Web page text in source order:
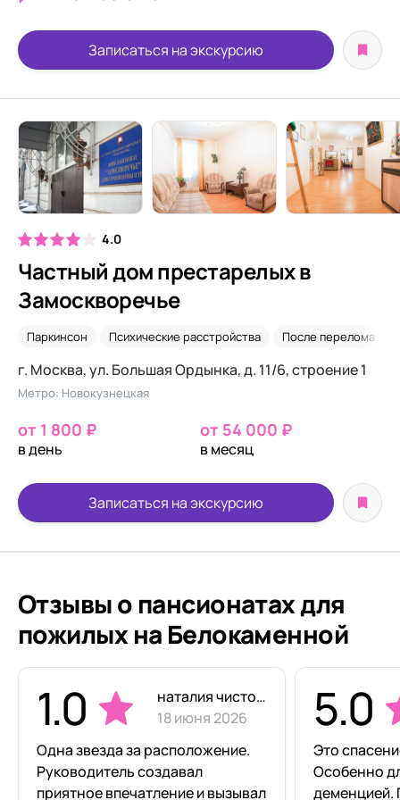
Записаться на экскурсию
4.0
Частный дом престарелых в
Замоскворечье
Паркинсон Психические расстройства После перелома
г. Москва, ул. Большая Ордынка, д. 11/6, строение 1
Метро: Новокузнецкая
от 1 800 ₽
в день
от 54 000 ₽
в месяц
Записаться на экскурсию
Отзывы о пансионатах для
пожилых на Белокаменной
1.0
наталия чистова
18 июня 2026
Одна звезда за расположение.
Руководитель создавал
приятное впечатление и вызывал
5.0
Это
Особенно
деменцией. Посещения